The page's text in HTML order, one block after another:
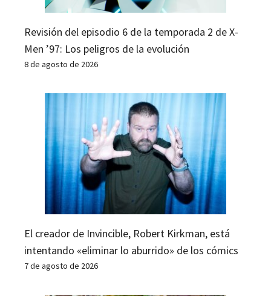
Revisión del episodio 6 de la temporada 2 de X-
Men ’97: Los peligros de la evolución
8 de agosto de 2026
El creador de Invincible, Robert Kirkman, está
intentando «eliminar lo aburrido» de los cómics
7 de agosto de 2026